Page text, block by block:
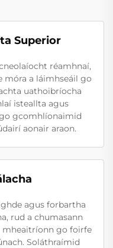
Superior
réamhnaí,
móra a láimhseáil go
uathoibríocha
isteallta agus
gcomhlíonaimid
aonair araon.
agus forbartha
rud a chumasann
mheaitríonn go foirfe
Soláthraímid